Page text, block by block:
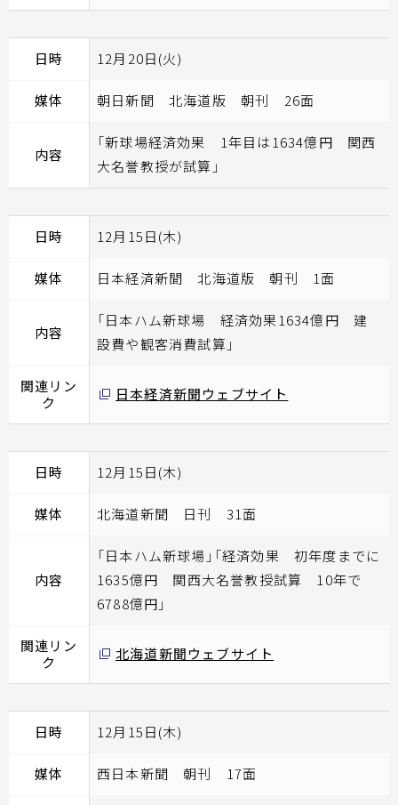
日時 12月20日(火)
媒体 朝日新聞 北海道版 朝刊 26面
内容
「新球場経済効果 1年目は1634億円 関西
大名誉教授が試算」
日時 12月15日(木)
媒体 日本経済新聞 北海道版 朝刊 1面
内容
「日本ハム新球場 経済効果1634億円 建
設費や観客消費試算」
関連リン
ク
日本経済新聞ウェブサイト
日時 12月15日(木)
媒体 北海道新聞 日刊 31面
内容
「日本ハム新球場」「経済効果 初年度までに
1635億円 関西大名誉教授試算 10年で
6788億円」
関連リン
ク
北海道新聞ウェブサイト
日時 12月15日(木)
媒体 西日本新聞 朝刊 17面